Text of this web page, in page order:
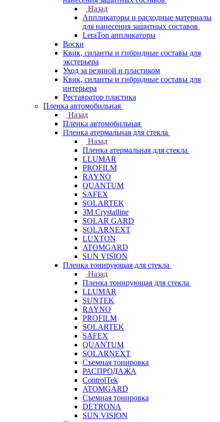
Назад
Аппликаторы и расходные материалы
для нанесения защитных составов
LeraTon аппликаторы
Воски
Квик, силанты и гибридные составы для
экстерьера
Уход за резиной и пластиком
Квик, силанты и гибридные составы для
интерьера
Реставратор пластика
Пленка автомобильная
Назад
Пленка автомобильная
Пленка атермальная для стекла
Назад
Пленка атермальная для стекла
LLUMAR
PROFILM
RAYNO
QUANTUM
SAFEX
SOLARTEK
3M Crystalline
SOLAR GARD
SOLARNEXT
LUXTON
ATOMGARD
SUN VISION
Пленка тонирующая для стекла
Назад
Пленка тонирующая для стекла
LLUMAR
SUNTEK
RAYNO
PROFILM
SOLARTEK
SAFEX
QUANTUM
SOLARNEXT
Съемная тонировка
РАСПРОДАЖА
ControlTek
ATOMGARD
Съемная тонировка
DETRONA
SUN VISION